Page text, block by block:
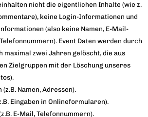
nicht die eigentlichen Inhalte (wie z.
keine Login-Informationen und
(also keine Namen, E-Mail-
Event Daten werden durch
maximal zwei Jahren gelöscht, die aus
Zielgruppen mit der Löschung unseres
Namen, Adressen).
Eingaben in Onlineformularen).
E-Mail, Telefonnummern).